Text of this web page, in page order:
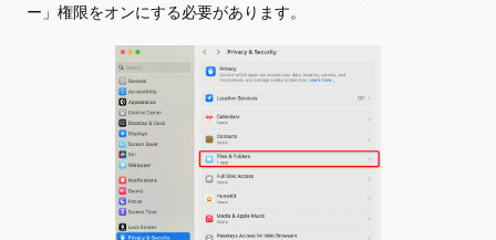
ー」権限をオンにする必要があります。